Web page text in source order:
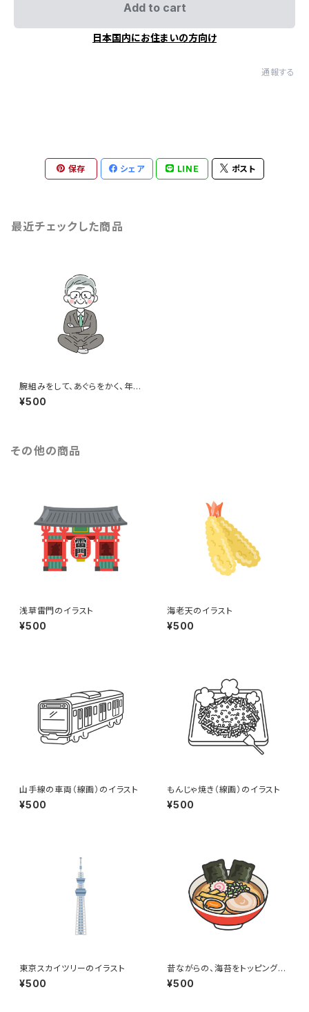
Add to cart
日本国内にお住まいの方向け
通報する
保存 シェア LINE ポスト
最近チェックした商品
腕組みをして、あぐらをかく、年配
ビジネスマンのイラスト
¥500
その他の商品
浅草雷門のイラスト
¥500
海老天のイラスト
¥500
山手線の車両（線画）のイラスト
¥500
もんじゃ焼き（線画）のイラスト
¥500
東京スカイツリーのイラスト
¥500
昔ながらの、海苔をトッピングし
た醤油ラーメン（線画カラー）の
イラスト
¥500